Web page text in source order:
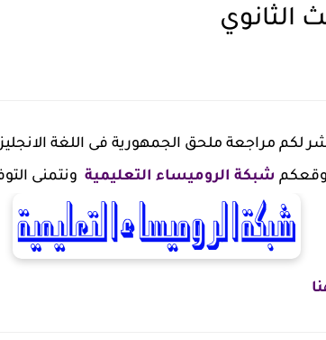
الثانوي
لكم مراجعة ملحق الجمهورية فى اللغة
شبكة الروميساء التعليمية ونتمنى